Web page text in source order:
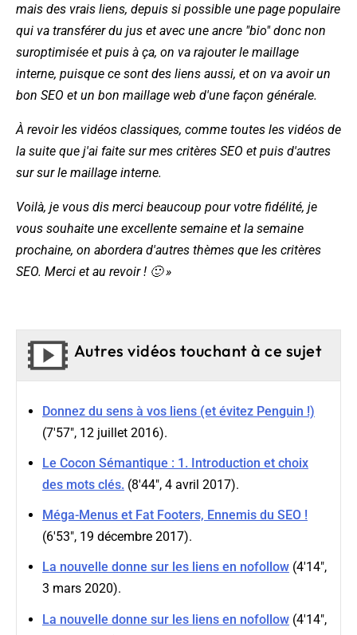
mais des vrais liens, depuis si possible une page populaire
qui va transférer du jus et avec une ancre "bio" donc non
suroptimisée et puis à ça, on va rajouter le maillage
interne, puisque ce sont des liens aussi, et on va avoir un
bon SEO et un bon maillage web d'une façon générale.
À revoir les vidéos classiques, comme toutes les vidéos de
la suite que j'ai faite sur mes critères SEO et puis d'autres
sur sur le maillage interne.
Voilà, je vous dis merci beaucoup pour votre fidélité, je
vous souhaite une excellente semaine et la semaine
prochaine, on abordera d'autres thèmes que les critères
SEO. Merci et au revoir ! 🙂 »
Autres vidéos touchant à ce sujet
Donnez du sens à vos liens (et évitez Penguin !)
(7'57", 12 juillet 2016).
Le Cocon Sémantique : 1. Introduction et choix
des mots clés. (8'44", 4 avril 2017).
Méga-Menus et Fat Footers, Ennemis du SEO !
(6'53", 19 décembre 2017).
La nouvelle donne sur les liens en nofollow(4'14",
3 mars 2020).
La nouvelle donne sur les liens en nofollow(4'14",